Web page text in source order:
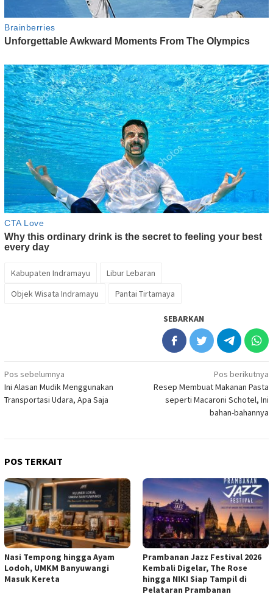
Kabupaten Indramayu
Libur Lebaran
Objek Wisata Indramayu
Pantai Tirtamaya
SEBARKAN
Navigasi
pos
Pos sebelumnya
Ini Alasan Mudik Menggunakan
Transportasi Udara, Apa Saja
Pos berikutnya
Resep Membuat Makanan Pasta
seperti Macaroni Schotel, Ini
bahan-bahannya
POS TERKAIT
Nasi Tempong hingga Ayam
Lodoh, UMKM Banyuwangi
Masuk Kereta
Prambanan Jazz Festival 2026
Kembali Digelar, The Rose
hingga NIKI Siap Tampil di
Pelataran Prambanan